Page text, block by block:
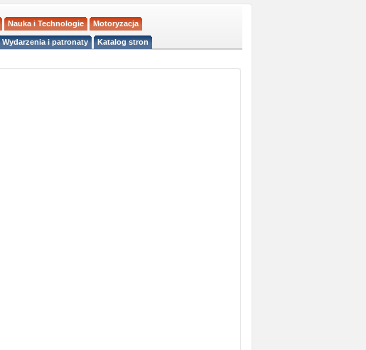
Nauka i Technologie Motoryzacja
Wydarzenia i patronaty Katalog stron